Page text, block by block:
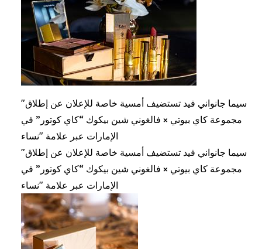
"سيما جانواني فيد تستضيف أمسية خاصة للإعلان عن إطلاق
مجموعة كاي بيوتي × فالغوني شين بيكوك “كاي كوتور” في
الإمارات عبر علامة "نساء
"سيما جانواني فيد تستضيف أمسية خاصة للإعلان عن إطلاق
مجموعة كاي بيوتي × فالغوني شين بيكوك “كاي كوتور” في
الإمارات عبر علامة "نساء